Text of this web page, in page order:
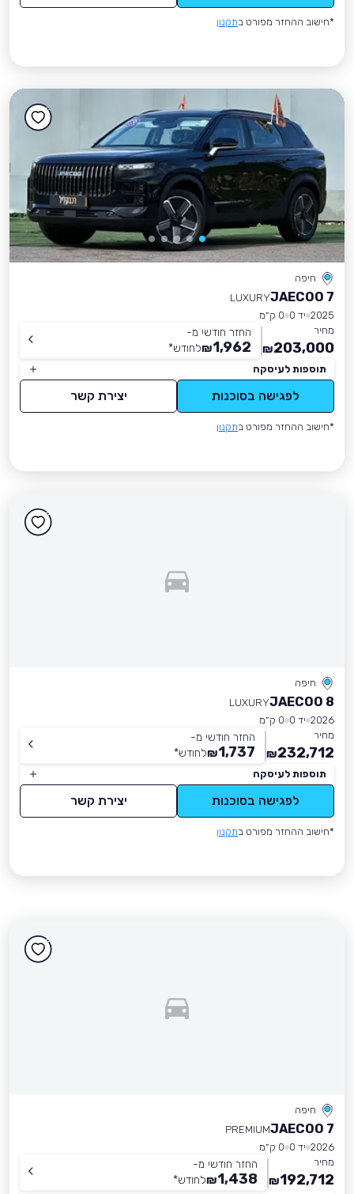
*חישוב ההחזר מפורט בתקנון
חיפה
JAECOO 7
LUXURY
2025 יד 0
0 ק״מ
מחיר
203,000
₪
החזר חודשי מ-
1,962
₪לחודש*
תוספות לעיסקה
לפגישה בסוכנות יצירת קשר
*חישוב ההחזר מפורט בתקנון
חיפה
JAECOO 8
LUXURY
2026 יד 0
0 ק״מ
מחיר
232,712
₪
החזר חודשי מ-
1,737
₪לחודש*
תוספות לעיסקה
לפגישה בסוכנות יצירת קשר
*חישוב ההחזר מפורט בתקנון
חיפה
JAECOO 7
PREMIUM
2026 יד 0
0 ק״מ
מחיר
192,712
₪
החזר חודשי מ-
1,438
₪לחודש*